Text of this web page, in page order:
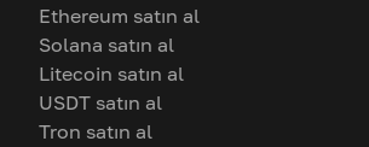
Ethereum satın al
Solana satın al
Litecoin satın al
USDT satın al
Tron satın al